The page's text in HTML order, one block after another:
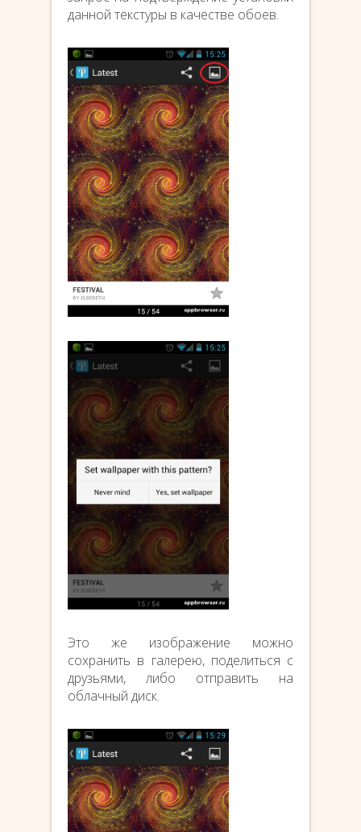
данной текстуры в качестве обоев.
Это же изображение можно
сохранить в галерею, поделиться с
друзьями, либо отправить на
облачный диск.